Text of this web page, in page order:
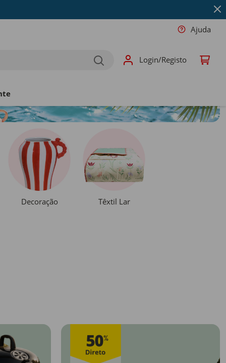
Ajuda
Login/Registo
Decoração Têxtil Lar